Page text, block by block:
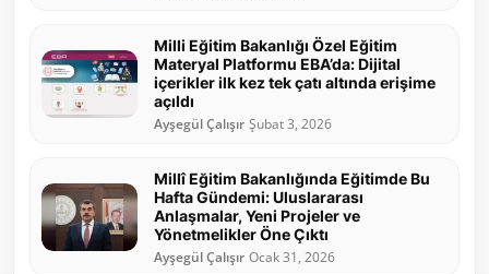
Milli Eğitim Bakanlığı Özel Eğitim
Materyal Platformu EBA’da: Dijital
içerikler ilk kez tek çatı altında erişime
açıldı
Ayşegül Çalışır Şubat 3, 2026
Millî Eğitim Bakanlığında Eğitimde Bu
Hafta Gündemi: Uluslararası
Anlaşmalar, Yeni Projeler ve
Yönetmelikler Öne Çıktı
Ayşegül Çalışır Ocak 31, 2026